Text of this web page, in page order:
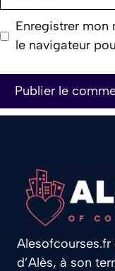
Enregistrer
le navigateur
d’Alès, à son